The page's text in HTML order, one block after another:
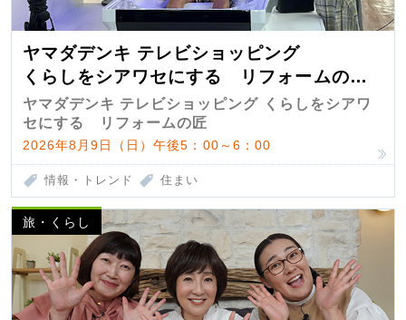
ヤマダデンキ テレビショッピング
くらしをシアワセにする リフォームの
匠 第7弾
ヤマダデンキ テレビショッピング くらしをシアワ
セにする リフォームの匠
2026年8月9日（日）午後5：00～6：00
情報・トレンド 住まい
旅・くらし